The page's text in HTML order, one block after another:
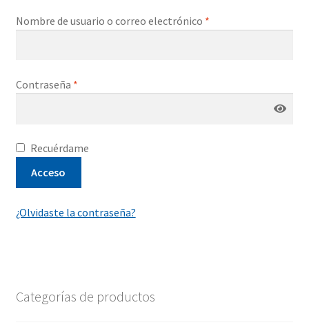
Nombre de usuario o correo electrónico *
Contraseña *
Recuérdame
Acceso
¿Olvidaste la contraseña?
Categorías de productos